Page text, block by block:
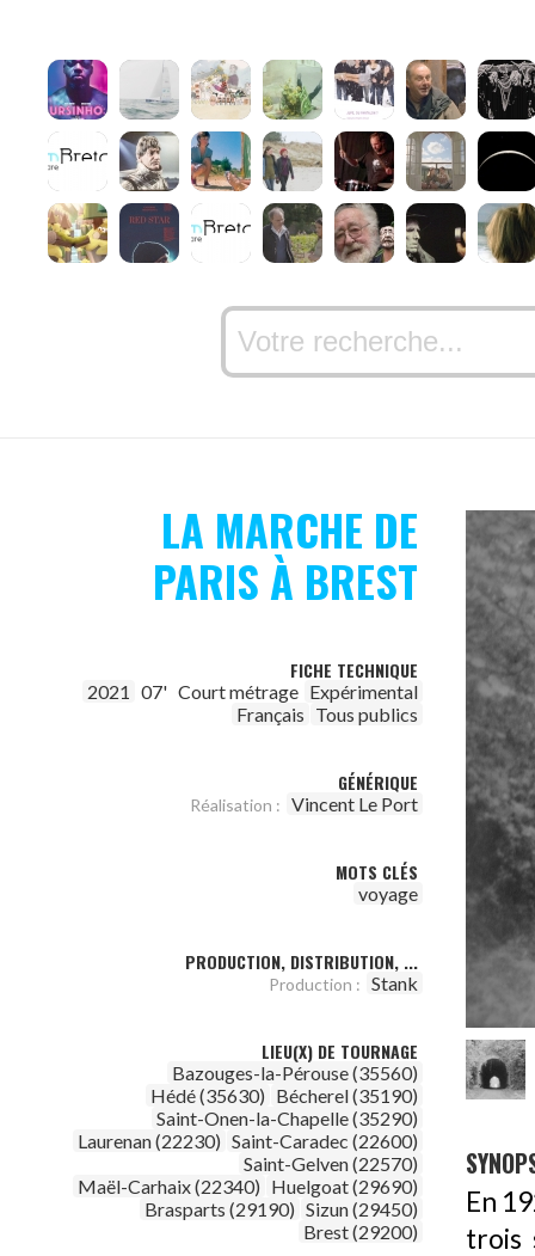
LA MARCHE DE
PARIS À BREST
FICHE TECHNIQUE
2021 07' Court métrage Expérimental
Français Tous publics
GÉNÉRIQUE
Réalisation : Vincent Le Port
MOTS CLÉS
voyage
PRODUCTION, DISTRIBUTION, ...
Production : Stank
LIEU(X) DE TOURNAGE
Bazouges-la-Pérouse (35560)
Hédé (35630) Bécherel (35190)
Saint-Onen-la-Chapelle (35290)
Laurenan (22230) Saint-Caradec (22600)
Saint-Gelven (22570)
Maël-Carhaix (22340) Huelgoat (29690)
Brasparts (29190) Sizun (29450)
Brest (29200)
En
trois